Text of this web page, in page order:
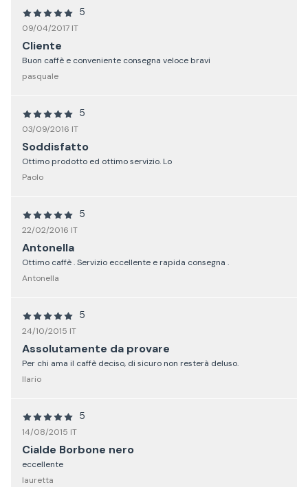
5
09/04/2017 IT
Cliente
Buon caffè e conveniente consegna veloce bravi
pasquale
5
03/09/2016 IT
Soddisfatto
Ottimo prodotto ed ottimo servizio. Lo
Paolo
5
22/02/2016 IT
Antonella
Ottimo caffè . Servizio eccellente e rapida consegna .
Antonella
5
24/10/2015 IT
Assolutamente da provare
Per chi ama il caffè deciso, di sicuro non resterà deluso.
Ilario
5
14/08/2015 IT
Cialde Borbone nero
eccellente
lauretta